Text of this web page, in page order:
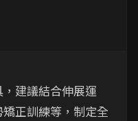
建議結合伸展運
正訓練等，制定全